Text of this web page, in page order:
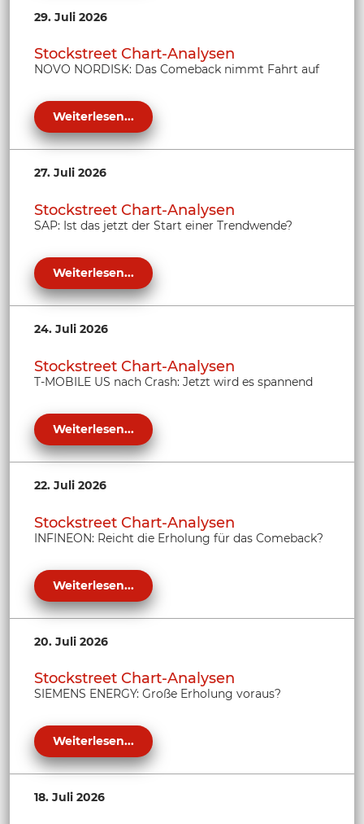
29. Juli 2026
Stockstreet Chart-Analysen
NOVO NORDISK: Das Comeback nimmt Fahrt auf
Weiterlesen...
27. Juli 2026
Stockstreet Chart-Analysen
SAP: Ist das jetzt der Start einer Trendwende?
Weiterlesen...
24. Juli 2026
Stockstreet Chart-Analysen
T-MOBILE US nach Crash: Jetzt wird es spannend
Weiterlesen...
22. Juli 2026
Stockstreet Chart-Analysen
INFINEON: Reicht die Erholung für das Comeback?
Weiterlesen...
20. Juli 2026
Stockstreet Chart-Analysen
SIEMENS ENERGY: Große Erholung voraus?
Weiterlesen...
18. Juli 2026